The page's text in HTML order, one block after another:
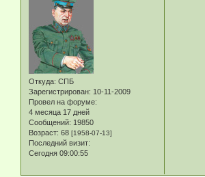
Откуда: СПБ
Зарегистрирован: 10-11-2009
Провел на форуме:
4 месяца 17 дней
Сообщений: 19850
Возраст: 68 [1958-07-13]
Последний визит:
Сегодня 09:00:55